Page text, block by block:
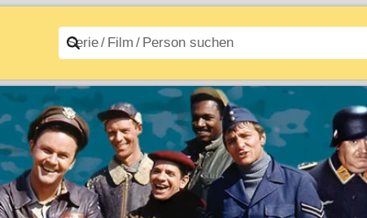
Filme A–Z